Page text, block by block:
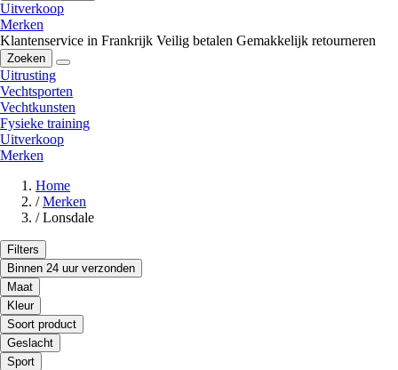
Uitverkoop
Merken
Klantenservice in Frankrijk Veilig betalen Gemakkelijk retourneren
Zoeken
Uitrusting
Vechtsporten
Vechtkunsten
Fysieke training
Uitverkoop
Merken
Home
/ Merken
/ Lonsdale
Filters
Binnen 24 uur verzonden
Maat
Kleur
Soort product
Geslacht
Sport